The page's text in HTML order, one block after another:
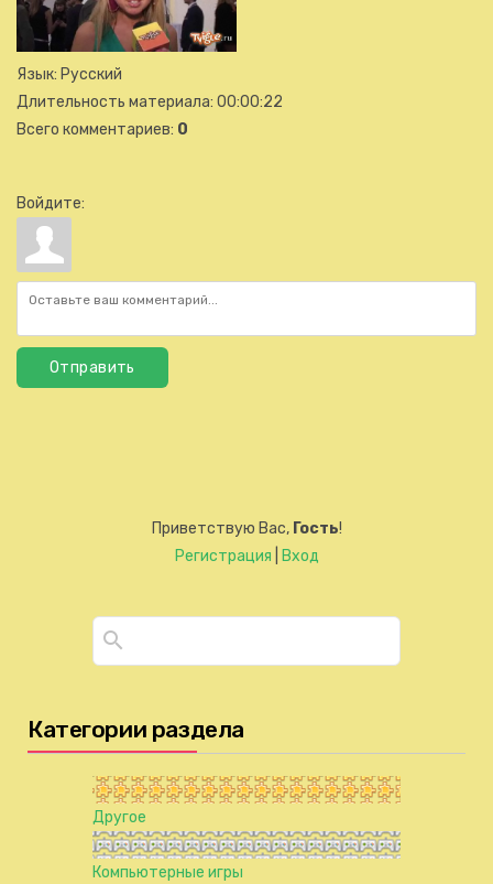
Язык: Русский
Длительность материала: 00:00:22
Всего комментариев: 0
Войдите:
Отправить
Приветствую Вас, Гость!
Регистрация
Вход
Категории раздела
Другое
Компьютерные игры